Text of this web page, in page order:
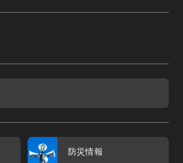
防災情報